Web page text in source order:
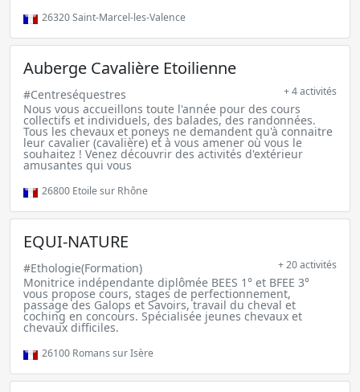
26320Saint-Marcel-les-Valence
Auberge Cavalière Etoilienne
#Centreséquestres + 4 activités
Nous vous accueillons toute l'année pour des cours
collectifs et individuels, des balades, des randonnées.
Tous les chevaux et poneys ne demandent qu'à connaitre
leur cavalier (cavalière) et à vous amener où vous le
souhaitez ! Venez découvrir des activités d'extérieur
amusantes qui vous
26800 Etoile sur Rhône
EQUI-NATURE
#Ethologie(Formation) + 20 activités
Monitrice indépendante diplômée BEES 1° et BFEE 3°
vous propose cours, stages de perfectionnement,
passage des Galops et Savoirs, travail du cheval et
coching en concours. Spécialisée jeunes chevaux et
chevaux difficiles.
26100 Romans sur Isère